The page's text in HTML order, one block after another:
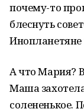
почему-то
блеснуть
Инопланетяне
А что Мария?
Маша
солененькое.